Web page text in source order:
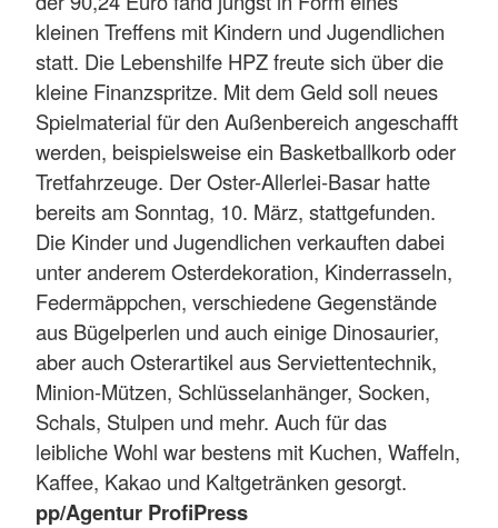
kleinen Treffens mit Kindern und Jugendlichen
statt. Die Lebenshilfe HPZ freute sich über die
kleine Finanzspritze. Mit dem Geld soll neues
Spielmaterial für den Außenbereich angeschafft
werden, beispielsweise ein Basketballkorb oder
Tretfahrzeuge. Der Oster-Allerlei-Basar hatte
bereits am Sonntag, 10. März, stattgefunden.
Die Kinder und Jugendlichen verkauften dabei
unter anderem Osterdekoration, Kinderrasseln,
Federmäppchen, verschiedene Gegenstände
aus Bügelperlen und auch einige Dinosaurier,
aber auch Osterartikel aus Serviettentechnik,
Minion-Mützen, Schlüsselanhänger, Socken,
Schals, Stulpen und mehr. Auch für das
leibliche Wohl war bestens mit Kuchen, Waffeln,
Kaffee, Kakao und Kaltgetränken gesorgt.
pp/Agentur ProfiPress